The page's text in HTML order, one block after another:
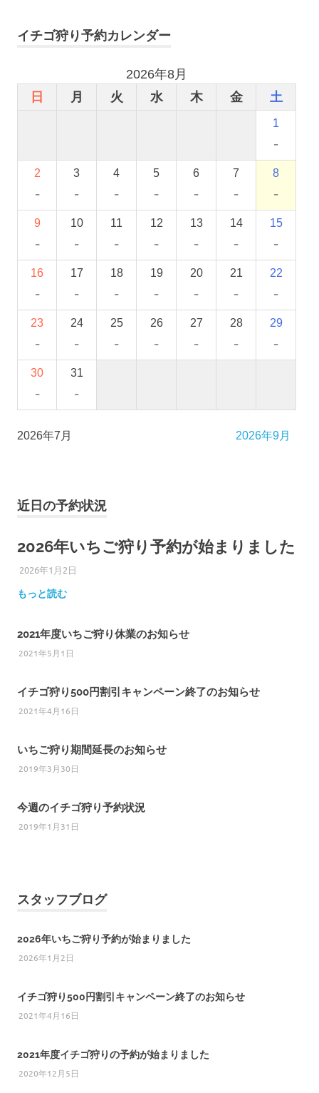
イチゴ狩り予約カレンダー
2026年8月
日
月 火 水 木 金 土
1
-
2
-
3
-
4
-
5
-
6
-
7
-
8
-
9
-
10
-
11
-
12
-
13
-
14
-
15
-
16
-
17
-
18
-
19
-
20
-
21
-
22
-
23
-
24
-
25
-
26
-
27
-
28
-
29
-
30
-
31
-
2026年7月 2026年9月
近日の予約状況
2026年いちご狩り予約が始まりました
2026年1月2日
もっと読む
2021年度いちご狩り休業のお知らせ
2021年5月1日
イチゴ狩り500円割引キャンペーン終了のお知らせ
2021年4月16日
いちご狩り期間延長のお知らせ
2019年3月30日
今週のイチゴ狩り予約状況
2019年1月31日
スタッフブログ
2026年いちご狩り予約が始まりました
2026年1月2日
イチゴ狩り500円割引キャンペーン終了のお知らせ
2021年4月16日
2021年度イチゴ狩りの予約が始まりました
2020年12月5日